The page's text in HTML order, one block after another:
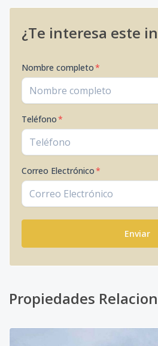
¿Te interesa este
Nombre completo*
Teléfono*
Correo Electrónico*
Enviar
Propiedades